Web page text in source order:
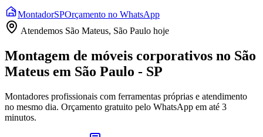
MontadorSPOrçamento no WhatsApp
Atendemos São Mateus, São Paulo hoje
Montagem de móveis corporativos no São
Mateus em São Paulo - SP
Montadores profissionais com ferramentas próprias e atendimento
no mesmo dia. Orçamento gratuito pelo WhatsApp em até 3
minutos.